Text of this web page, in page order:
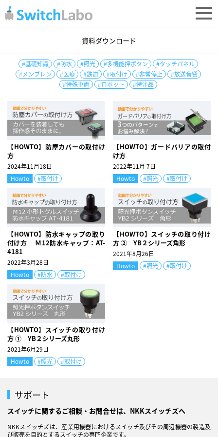
資料ダウンロード
#基礎知識 #防水 #照光 #多機能押ボタン
#タッチパネル
#メンブレン
#医療 #鉄道 #取付け #非常停止
#放送音響
#特殊車両
#ロボット #特注品
【HOWTO】防塵カバーの取付け
方
2024年11月18日
Howto
#取付け
【HOWTO】ガードバリアの取付
け方
2022年11月 7日
Howto
#照光 #取付け
【HOWTO】防水キャップの取り
付け方 Ｍ12防水キャップ：AT-
4181
2022年3月28日
Howto
#防水 #取付け
【HOWTO】スイッチの取り付け
方 ② YB２シリーズ角形
2021年8月26日
Howto
#照光 #取付け
【HOWTO】スイッチの取り付け
方 ① YB２シリーズ丸形
2021年6月29日
Howto
#照光 #取付け
サポート
スイッチに関するご相談・お問合せは、NKKスイッチズへ
NKKスイッチズは、産業用機器におけるスイッチ及びその周辺機器の製造及
び販売を目的とするスイッチの専門企業です。